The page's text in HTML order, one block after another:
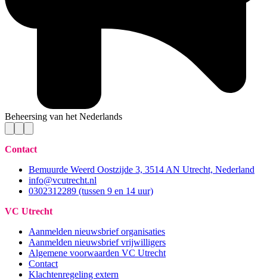
Beheersing van het Nederlands
Contact
Bemuurde Weerd Oostzijde 3, 3514 AN Utrecht, Nederland
info@vcutrecht.nl
0302312289 (tussen 9 en 14 uur)
VC Utrecht
Aanmelden nieuwsbrief organisaties
Aanmelden nieuwsbrief vrijwilligers
Algemene voorwaarden VC Utrecht
Contact
Klachtenregeling extern